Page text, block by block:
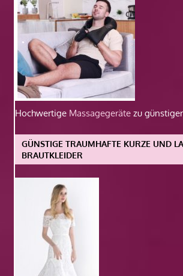
Hochwertige Massagegeräte zu
GÜNSTIGE TRAUMHAFTE KURZE UND
BRAUTKLEIDER